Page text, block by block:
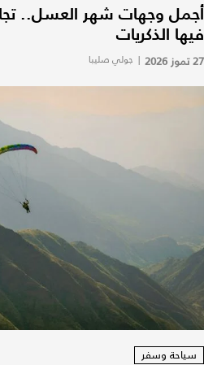
أجمل وجهات شهر العسل..
فيها الذكريات
27 تموز 2026 | جولي صليبا
سياحة وسفر